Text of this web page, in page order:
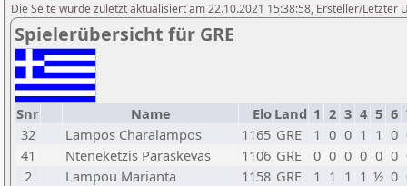
Die Seite wurde zuletzt aktualisiert am 22.10.2021 15:38:58, Ersteller/Letzter
Spielerübersicht für GRE
Snr Name Elo Land 1 2 3 4 5 6
32
Lampos Charalampos 1165 GRE 1 0 0 1 1 0
41
Nteneketzis Paraskevas 1106 GRE 0 0 0 0 0 0
2
Lampou Marianta 1158 GRE 1 1 1 1 ½ 0